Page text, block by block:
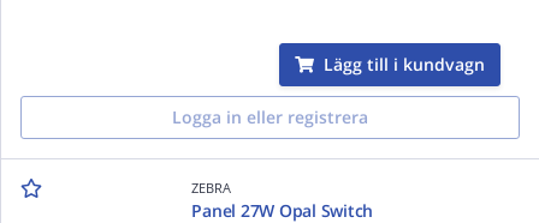
Lägg till i kundvagn
Logga in eller registrera
ZEBRA
Panel 27W Opal Switch